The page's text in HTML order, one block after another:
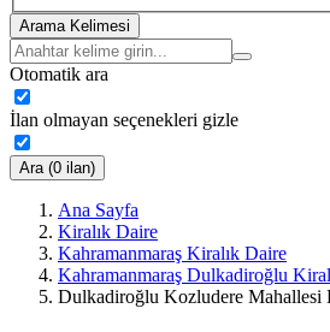
Arama Kelimesi
Otomatik ara
İlan olmayan seçenekleri gizle
Ara (0 ilan)
Ana Sayfa
Kiralık Daire
Kahramanmaraş Kiralık Daire
Kahramanmaraş Dulkadiroğlu
Dulkadiroğlu Kozludere Mahallesi